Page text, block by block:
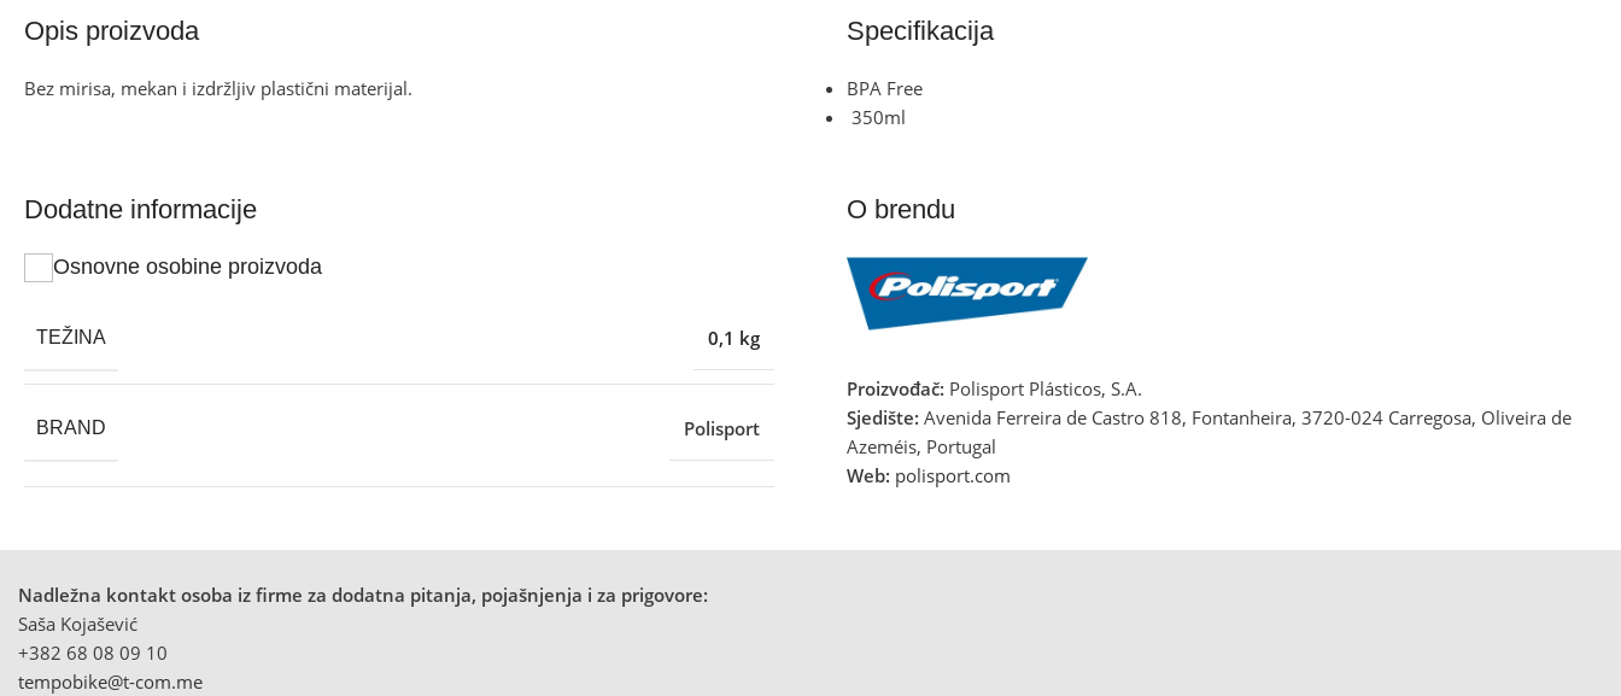
Opis proizvoda
Bez mirisa, mekan i izdržljiv plastični materijal.
Specifikacija
BPA Free
350ml
Dodatne informacije
Osnovne osobine proizvoda
TEŽINA 0,1 kg
BRAND Polisport
O brendu
Proizvođač: Polisport Plásticos, S.A.
Sjedište: Avenida Ferreira de Castro 818, Fontanheira, 3720-024 Carregosa, Oliveira de
Azeméis, Portugal
Web: polisport.com
Nadležna kontakt osoba iz firme za dodatna pitanja, pojašnjenja i za prigovore:
Saša Kojašević
+382 68 08 09 10
tempobike@t-com.me